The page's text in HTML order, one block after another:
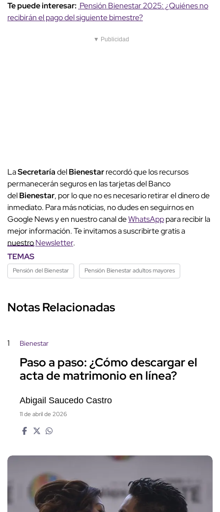
Te puede interesar: Pensión Bienestar 2025: ¿Quiénes no
recibirán el pago del siguiente bimestre?
▼ Publicidad
LaSecretaríadelBienestarrecordó que los recursos
permanecerán seguros en las tarjetas del Banco
delBienestar, por lo que no es necesario retirar el dinero de
inmediato. Para más noticias, no dudes en seguirnos en
Google News y en nuestro canal deWhatsApppara recibir la
mejor información. Te invitamos a suscribirte gratis a
nuestroNewsletter.
TEMAS
Pensión del Bienestar Pensión Bienestar adultos mayores
Notas Relacionadas
1 Bienestar
Paso a paso: ¿Cómo descargar el
acta de matrimonio en línea?
Abigail Saucedo Castro
11 de abril de 2026